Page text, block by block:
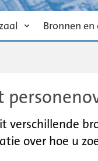
Bronnen
verschillende
over hoe u